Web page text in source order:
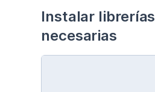
Instalar librerías
necesarias